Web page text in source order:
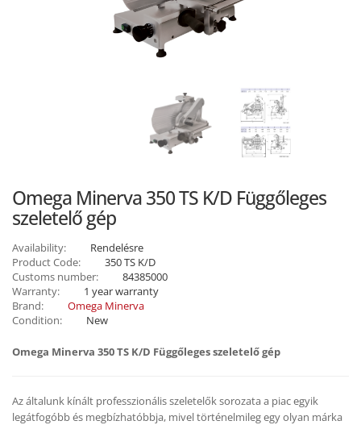
Omega Minerva 350 TS K/D Függőleges
szeletelő gép
Availability:
Rendelésre
Product Code:
350 TS K/D
Customs number:
84385000
Warranty:
1 year warranty
Brand:
Omega Minerva
Condition:
New
Omega Minerva 350 TS K/D Függőleges szeletelő gép
Az általunk kínált professzionális szeletelők sorozata a piac egyik
legátfogóbb és megbízhatóbbja, mivel történelmileg egy olyan márka